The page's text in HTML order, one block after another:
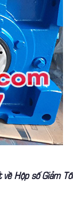
Hộp số Giảm